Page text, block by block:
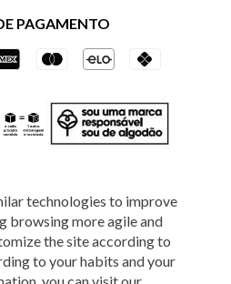
technologies to improve
browsing more agile and
the site according to
to your habits and your
PAGAMENTO